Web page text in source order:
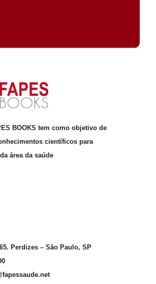
BOOKS tem como objetivo de
científicos para
área da saúde
Perdizes – São Paulo, SP